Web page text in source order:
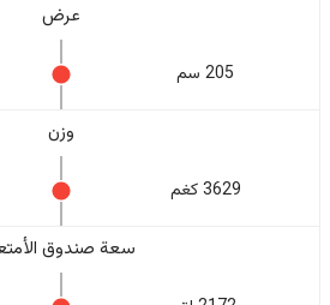
عرض
205 سم
وزن
3629 كغم
سعة صندوق